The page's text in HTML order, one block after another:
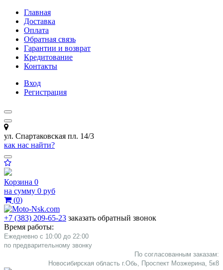
Главная
Доставка
Оплата
Обратная связь
Гарантии и возврат
Кредитование
Контакты
Вход
Регистрация
ул. Спартаковская пл. 14/3
как нас найти?
Корзина 0
на сумму 0 руб
(0)
+7 (383) 209-65-23 заказать обратный звонок
Время работы:
Ежедневно с 10:00 до 22:00
​по предварительному звонку
По согласованным заказам:
Новосибирская область г.Обь, Проспект Мозжерина, 5к8​